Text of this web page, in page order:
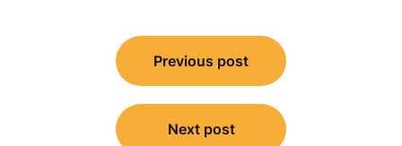
Previous post
Next post